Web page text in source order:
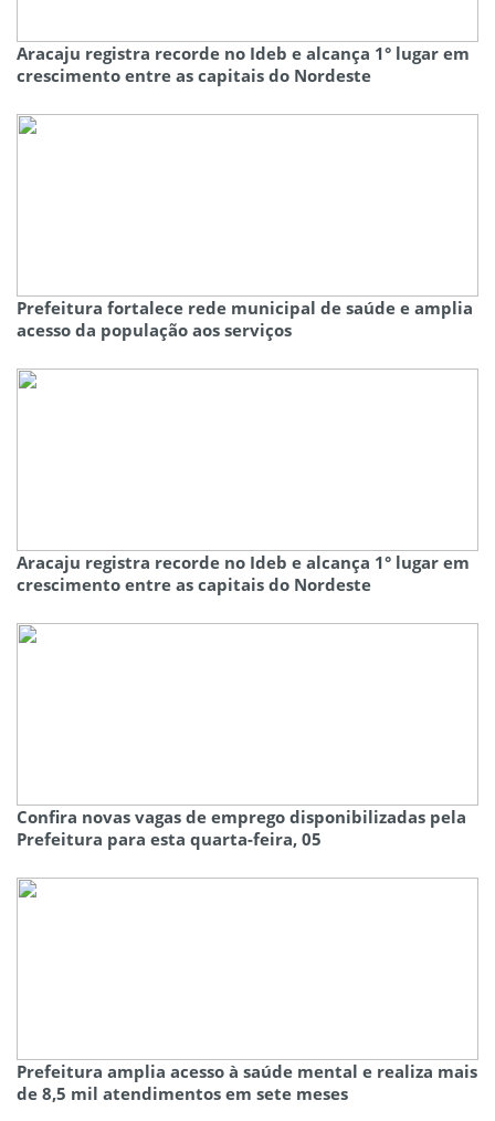
Aracaju registra recorde no Ideb e alcança 1° lugar em
crescimento entre as capitais do Nordeste
Prefeitura fortalece rede municipal de saúde e amplia
acesso da população aos serviços
Aracaju registra recorde no Ideb e alcança 1° lugar em
crescimento entre as capitais do Nordeste
Confira novas vagas de emprego disponibilizadas pela
Prefeitura para esta quarta-feira, 05
Prefeitura amplia acesso à saúde mental e realiza mais
de 8,5 mil atendimentos em sete meses